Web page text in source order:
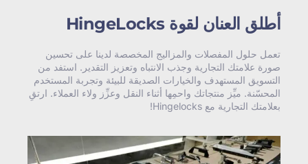
أطلق العنان لقوة HingeLocks
تعمل حلول المفصلات والمزاليج المخصصة لدينا على تحسين
صورة علامتك التجارية وجذب الانتباه وتعزيز التقدير. استفد من
التسويق المستهدف والخيارات الصديقة للبيئة وتجربة المستخدم
المحسّنة. ميِّز منتجاتك واحمِها أثناء النقل وعزِّز ولاء العملاء. ارتقِ
بعلامتك التجارية مع Hingelocks!